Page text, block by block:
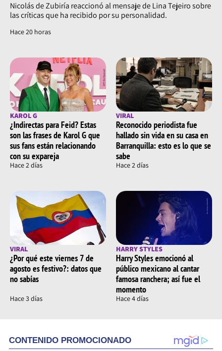
Nicolás de Zubiría reaccionó al mensaje de Lina Tejeiro sobre
las críticas que ha recibido por su personalidad.
Hace 20 horas
KAROL G
¿Indirectas para Feid? Estas
son las frases de Karol G que
sus fans están relacionando
con su expareja
Hace 2 días
VIRAL
Reconocido periodista fue
hallado sin vida en su casa en
Barranquilla: esto es lo que se
sabe
Hace 2 días
VIRAL
¿Por qué este viernes 7 de
agosto es festivo?: datos que
no sabías
Hace 3 días
HARRY STYLES
Harry Styles emocionó al
público mexicano al cantar
famosa ranchera; así fue el
momento
Hace 4 días